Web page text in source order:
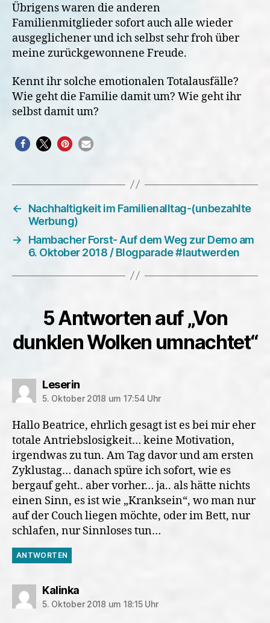
Übrigens waren die anderen
Familienmitglieder sofort auch alle wieder
ausgeglichener und ich selbst sehr froh über
meine zurückgewonnene Freude.
Kennt ihr solche emotionalen Totalausfälle?
Wie geht die Familie damit um? Wie geht ihr
selbst damit um?
←
Nachhaltigkeit im Familienalltag-(unbezahlte
Werbung)
→
Hambacher Forst- Auf dem Weg zur Demo am
6. Oktober 2018 / Blogparade #lautwerden
5 Antworten auf „Von
dunklen Wolken umnachtet“
Leserinsagt:
5. Oktober 2018 um 17:54 Uhr
Hallo Beatrice, ehrlich gesagt ist es bei mir eher
totale Antriebslosigkeit… keine Motivation,
irgendwas zu tun. Am Tag davor und am ersten
Zyklustag… danach spüre ich sofort, wie es
bergauf geht.. aber vorher… ja.. als hätte nichts
einen Sinn, es ist wie „Kranksein“, wo man nur
auf der Couch liegen möchte, oder im Bett, nur
schlafen, nur Sinnloses tun…
ANTWORTEN
Kalinkasagt:
5. Oktober 2018 um 18:15 Uhr